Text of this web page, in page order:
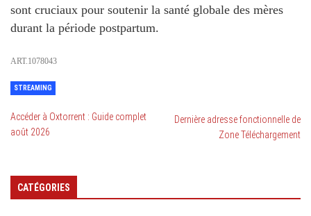
sont cruciaux pour soutenir la santé globale des mères
durant la période postpartum.
ART.1078043
STREAMING
Accéder à Oxtorrent : Guide complet
août 2026
Dernière adresse fonctionnelle de
Zone Téléchargement
CATÉGORIES